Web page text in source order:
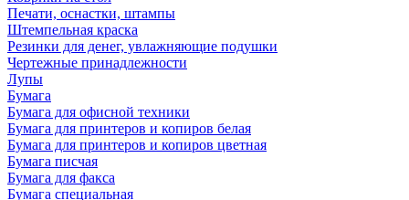
Печати, оснастки, штампы
Штемпельная краска
Резинки для денег, увлажняющие подушки
Чертежные принадлежности
Лупы
Бумага
Бумага для офисной техники
Бумага для принтеров и копиров белая
Бумага для принтеров и копиров цветная
Бумага писчая
Бумага для факса
Бумага специальная